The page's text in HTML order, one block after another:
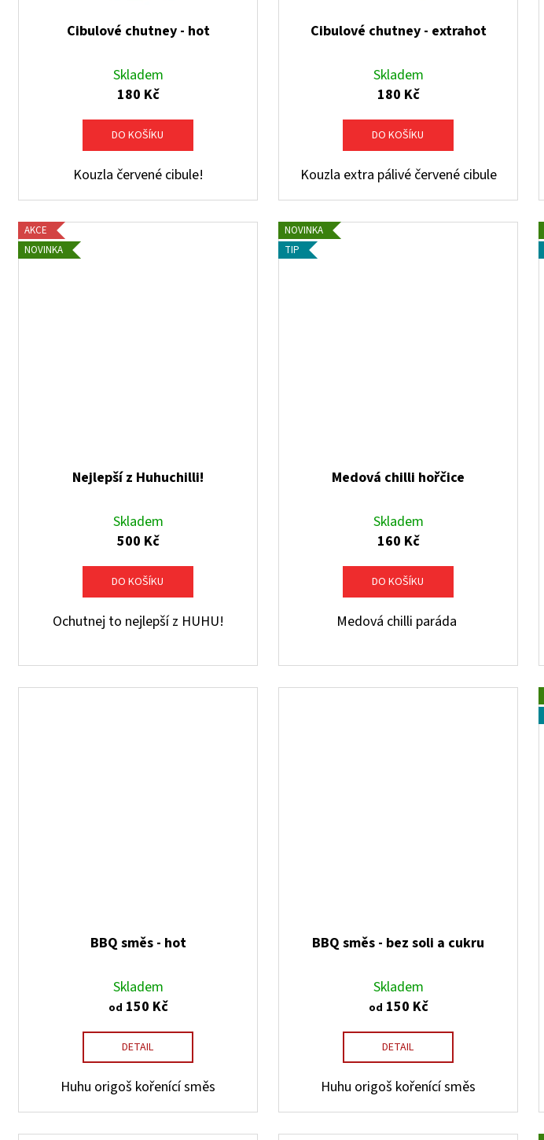
Cibulové chutney - hot
Skladem
180 Kč
DO KOŠÍKU
Kouzla červené cibule!
Cibulové chutney - extrahot
Skladem
180 Kč
DO KOŠÍKU
Kouzla extra pálivé červené cibule
AKCE
NOVINKA
Nejlepší z Huhuchilli!
Skladem
500 Kč
DO KOŠÍKU
Ochutnej to nejlepší z HUHU!
NOVINKA
TIP
Medová chilli hořčice
Skladem
160 Kč
DO KOŠÍKU
Medová chilli paráda
BBQ směs - hot
Skladem
od 150 Kč
DETAIL
Huhu origoš kořenící směs
BBQ směs - bez soli a cukru
Skladem
od 150 Kč
DETAIL
Huhu origoš kořenící směs